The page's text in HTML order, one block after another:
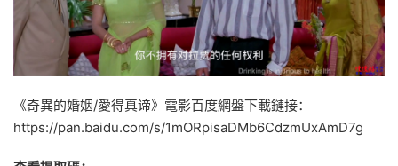
《奇異的婚姻/愛得真谛》電影百度網盤下載鏈接：
https://pan.baidu.com/s/1mORpisaDMb6CdzmUxAmD7g